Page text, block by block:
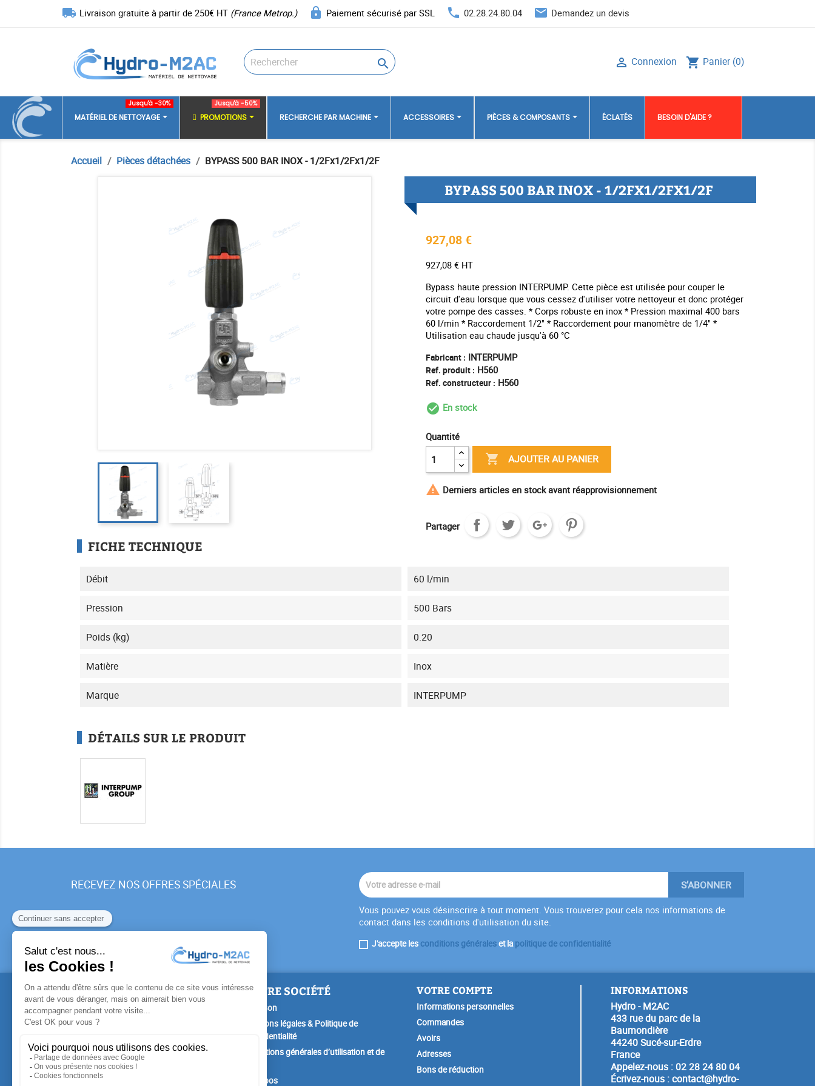
local_shipping Livraison gratuite à partir de 250€ HT (France Metrop.) lock Paiement sécurisé par SSL phone 02.28.24.80.04 email Demandez un devis
 shopping_cart Panier (0)
 Connexion
MATÉRIEL DE NETTOYAGE
Jusqu'à -30%
PROMOTIONS
Jusqu'à -50%
RECHERCHE PAR MACHINE ACCESSOIRES PIÈCES & COMPOSANTS ÉCLATÉS BESOIN D'AIDE ?
Accueil Pièces détachées BYPASS 500 BAR INOX - 1/2Fx1/2Fx1/2F
BYPASS 500 BAR INOX - 1/2FX1/2FX1/2F
927,08 €
927,08 € HT
Bypass haute pression INTERPUMP. Cette pièce est utilisée pour couper le
circuit d'eau lorsque que vous cessez d'utiliser votre nettoyeur et donc protéger
votre pompe des casses. * Corps robuste en inox * Pression maximal 400 bars
60 l/min * Raccordement 1/2" * Raccordement pour manomètre de 1/4" *
Utilisation eau chaude jusqu'à 60 °C
Fabricant : INTERPUMP
Ref. produit : H560
Ref. constructeur : H560
check_circle_outline
En stock
Quantité
 AJOUTER AU PANIER
 Derniers articles en stock avant réapprovisionnement
Partager
FICHE TECHNIQUE
Débit 60 l/min
Pression 500 Bars
Poids (kg) 0.20
Matière Inox
Marque INTERPUMP
DÉTAILS SUR LE PRODUIT
RECEVEZ NOS OFFRES SPÉCIALES
Vous pouvez vous désinscrire à tout moment. Vous trouverez pour cela nos informations de
contact dans les conditions d'utilisation du site.
J'accepte les conditions généraleset lapolitique de confidentialité
PRODUITS
Promotions
Nouveaux produits
NOTRE SOCIÉTÉ
Livraison
Mentions légales & Politique de
Confidentialité
Conditions générales d’utilisation et de
A propos
VOTRE COMPTE
Informations personnelles
Commandes
Avoirs
Adresses
Bons de réduction
INFORMATIONS
Hydro - M2AC
433 rue du parc de la
Baumondière
44240 Sucé-sur-Erdre
France
Appelez-nous : 02 28 24 80 04
Écrivez-nous :contact@hydro-